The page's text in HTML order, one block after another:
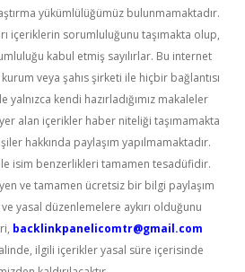
yükümlülüğümüz bulunmamaktadır.
içeriklerin sorumluluğunu taşımakta olup,
kabul etmiş sayılırlar. Bu internet
veya şahıs şirketi ile hiçbir bağlantısı
yalnızca kendi hazırladığımız makaleler
alan içerikler haber niteliği taşımamakta
hakkında paylaşım yapılmamaktadır.
isim benzerlikleri tamamen tesadüfidir.
ve tamamen ücretsiz bir bilgi paylaşım
yasal düzenlemelere aykırı olduğunu
backlinkpanelicomtr@gmail.com
ilgili içerikler yasal süre içerisinde